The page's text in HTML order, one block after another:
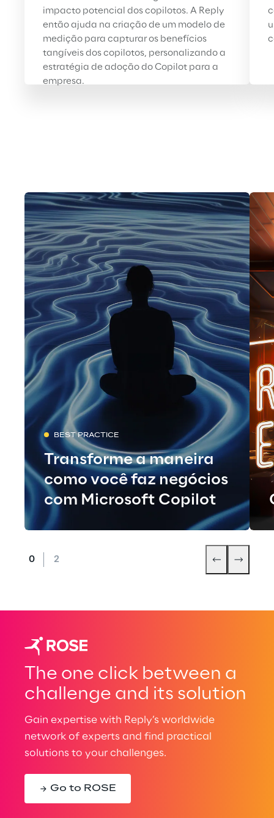
impacto potencial dos copilotos. A Reply
então ajuda na criação de um modelo de
medição para capturar os benefícios
tangíveis dos copilotos, personalizando a
estratégia de adoção do Copilot para a
empresa.
BEST PRACTICE
Transforme a maneira
como você faz negócios
com Microsoft Copilot
The one click between a
challenge and its solution
Gain expertise with Reply’s worldwide
network of experts and find practical
solutions to your challenges.
Go to ROSE